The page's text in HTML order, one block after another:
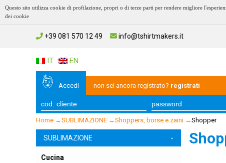
Questo sito utilizza cookie di profilazione, propri o di terze parti per rendere migliore
dei cookie
+39 081 570 12 49 info@tshirtmakers.it
IT EN
Accedi non sei ancora registrato? registrati
Home → SUBLIMAZIONE → Shoppers, borse e zaini → Shopper
SUBLIMAZIONE -
Cucina